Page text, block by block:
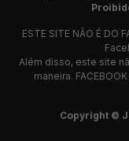
ESTE SITE NÃO É DO
Além disso, este site
maneira.
Copyright ©